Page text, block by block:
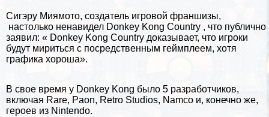
Сигэру Миямото, создатель игровой франшизы,
настолько ненавидел Donkey Kong Country , что публично
заявил: « Donkey Kong Country доказывает, что игроки
будут мириться с посредственным гeймплеем, хотя
графика хороша».
В свое время у Donkey Kong было 5 разработчиков,
включая Rare, Paon, Retro Studios, Namco и, конечно же,
героев из Nintendo.